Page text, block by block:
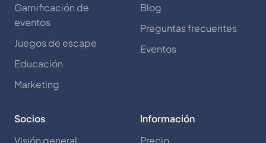
Gamificación de
eventos
Juegos de escape
Educación
Marketing
Blog
Preguntas frecuentes
Eventos
Socios
Información